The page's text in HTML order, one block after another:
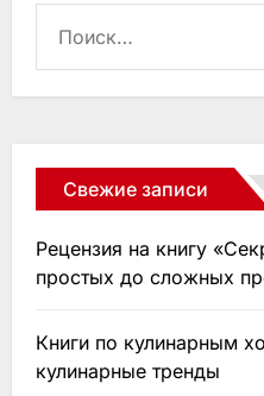
Свежие записи
Рецензия на книгу
простых до сложных
Книги по кулинарным
кулинарные тренды